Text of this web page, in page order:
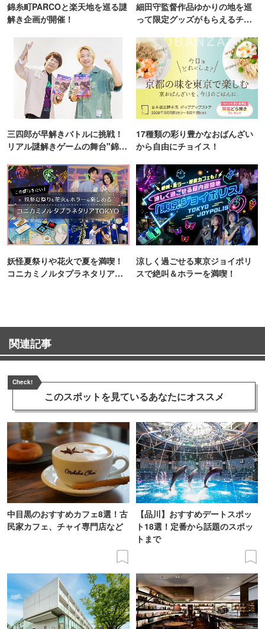
錦糸町PARCOと楽天地を巡る謎
解き企画が開催！
細田守監督作品ゆかりの地を巡
って限定グッズがもらえるチャ
三四郎が早解きバトルに挑戦！
リアル謎解きゲームの舞台"錦糸
17種類の彩り豊かなおばんざい
から自由にチョイス！
妖怪夏祭りや花火で夏を満喫！
コニカミノルタプラネタリア
涼しく過ごせる東京ジョイポリ
スで絶叫＆ホラーを満喫！
関連記事
Check!
このスポットを見ているあなたにオススメ
中目黒のおすすめカフェ8選！古
民家カフェ、チャイ専門店など
【品川】おすすめデートスポッ
ト18選！定番から話題のスポッ
トまで